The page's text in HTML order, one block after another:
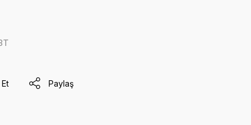
Paylaş